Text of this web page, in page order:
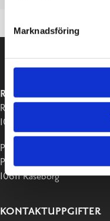
Marknadsföring
RASEBORGS STAD
Raseborgsvägen 37
10650 Ekenäs
Postadress:
PB 58
10611 Raseborg
KONTAKTUPPGIFTER